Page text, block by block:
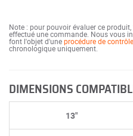
Note : pour pouvoir évaluer ce
effectué une commande. Nous vous
font l'objet d'uneprocédure de contrôle
chronologique uniquement.
DIMENSIONS
13"